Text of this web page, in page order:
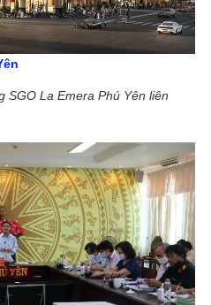
SGO La Emera Phú Yên liên